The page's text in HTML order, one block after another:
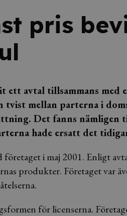
pris
ett avtal tillsammans med
mellan parterna i
Det fanns nämligen
hade ersatt det
i maj 2001. Enligt
produkter. Företaget var
för licenserna.